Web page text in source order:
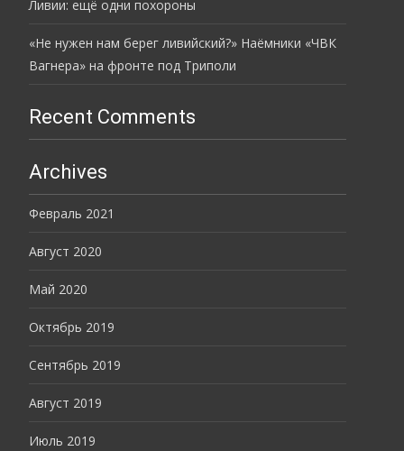
Ливии: ещё одни похороны
«Не нужен нам берег ливийский?» Наёмники «ЧВК
Вагнера» на фронте под Триполи
Recent Comments
Archives
Февраль 2021
Август 2020
Май 2020
Октябрь 2019
Сентябрь 2019
Август 2019
Июль 2019